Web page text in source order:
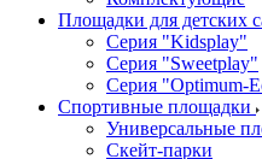
Площадки для детских
Серия "Kidsplay"
Серия "Sweetplay"
Серия "Оptimum-
Спортивные площадки
Универсальные
Скейт-парки